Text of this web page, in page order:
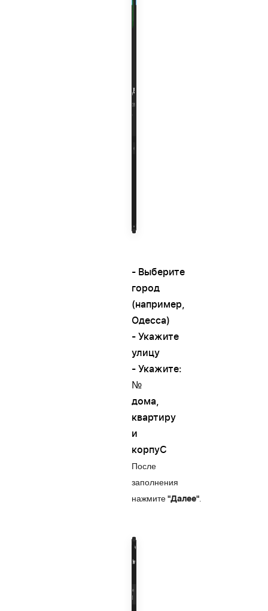
- Выберите
город
(например,
Одесса)
- Укажите
улицу
- Укажите:
№
дома,
квартиру
и
корпуС
После
заполнения
нажмите "Далее".